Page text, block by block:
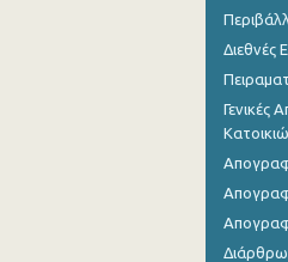
Διεθνές
Γενικές